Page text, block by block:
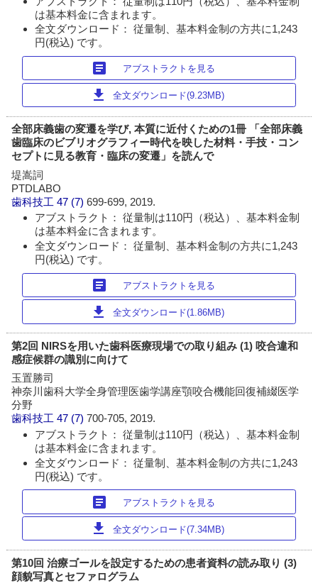
は基本料金に含まれます。
全文ダウンロード： 従量制、基本料金制の方共に1,243
円(税込) です。
article アブストラクトを見る
download 全文ダウンロード(9.23MB)
全部床義歯の変遷を学び, 本質に近付くための1冊 「全部床義
歯臨床のビブリオグラフィー時代を映した材料・手技・コン
セプトに見る教育・臨床の変遷」を読んで
堤嵩詞
PTDLABO
歯科技工 47 (7)699-699, 2019.
アブストラクト： 従量制は110円（税込）、基本料金制
は基本料金に含まれます。
全文ダウンロード： 従量制、基本料金制の方共に1,243
円(税込) です。
article アブストラクトを見る
download 全文ダウンロード(1.86MB)
第2回 NIRSを用いた歯科医療現場での取り組み (1) 咬合違和
感症候群の識別に向けて
玉置勝司
神奈川歯科大学全身管理医歯学講座顎咬合機能回復補綴医学
分野
歯科技工 47 (7)700-705, 2019.
アブストラクト： 従量制は110円（税込）、基本料金制
は基本料金に含まれます。
全文ダウンロード： 従量制、基本料金制の方共に1,243
円(税込) です。
article アブストラクトを見る
download 全文ダウンロード(7.34MB)
第10回 治療ゴールを設定するための患者資料の読み取り (3)
顔貌写真とセファログラム